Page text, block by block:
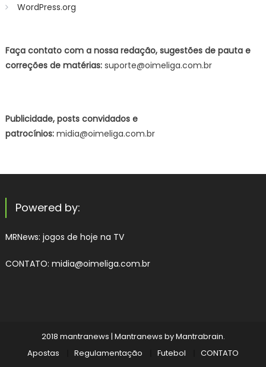
WordPress.org
Faça contato com a nossa redação, sugestões de pauta e
correções de matérias:suporte@oimeliga.com.br
Publicidade, posts convidados e
patrocínios:midia@oimeliga.com.br
Powered by:
MRNews: jogos de hoje na TV
CONTATO: midia@oimeliga.com.br
2018 mantranews | Mantranews byMantrabrain.
Apostas
Regulamentação Futebol CONTATO